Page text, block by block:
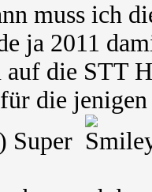
muss ich
ja 2011
auf die STT
die
Super